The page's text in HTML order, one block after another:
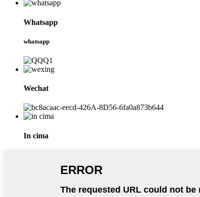
Whatsapp
whatsapp
Wechat
In cima